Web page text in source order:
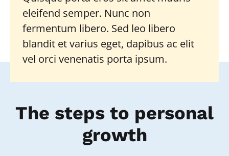
eleifend semper. Nunc non
fermentum libero. Sed leo libero
blandit et varius eget, dapibus ac elit
vel orci venenatis porta ipsum.
The steps to personal
growth